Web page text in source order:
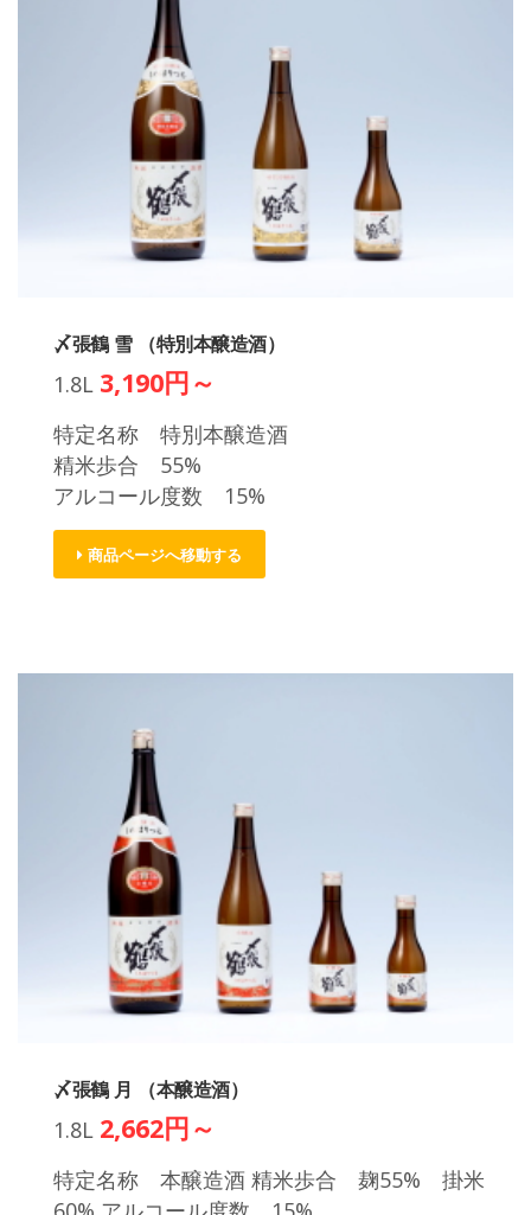
〆張鶴 雪 （特別本醸造酒）
1.8L 3,190円～
特定名称 特別本醸造酒
精米歩合 55%
アルコール度数 15%
商品ページへ移動する
〆張鶴 月 （本醸造酒）
1.8L 2,662円～
特定名称 本醸造酒 精米歩合 麹55% 掛米